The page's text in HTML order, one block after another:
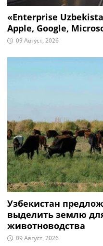
«Enterprise
Apple, Google,
09 Август, 2026
Узбекистан
выделить землю
животноводства
09 Август, 2026